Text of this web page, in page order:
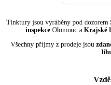
Tinktury jsou vyráběny pod dozorem
inspekce Olomouc a Krajské
Všechny příjmy z prodeje jsou